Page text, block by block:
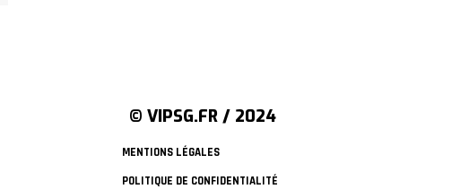
© VIPSG.FR / 2024
MENTIONS LÉGALES
POLITIQUE DE CONFIDENTIALITÉ